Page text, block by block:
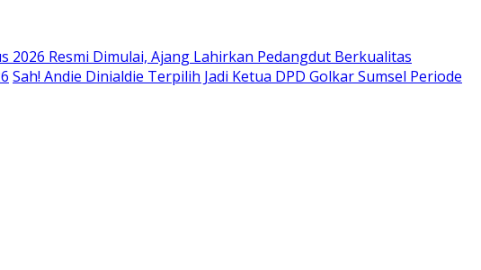
2026 Resmi Dimulai, Ajang Lahirkan Pedangdut Berkualitas
Sah! Andie Dinialdie Terpilih Jadi Ketua DPD Golkar Sumsel Periode